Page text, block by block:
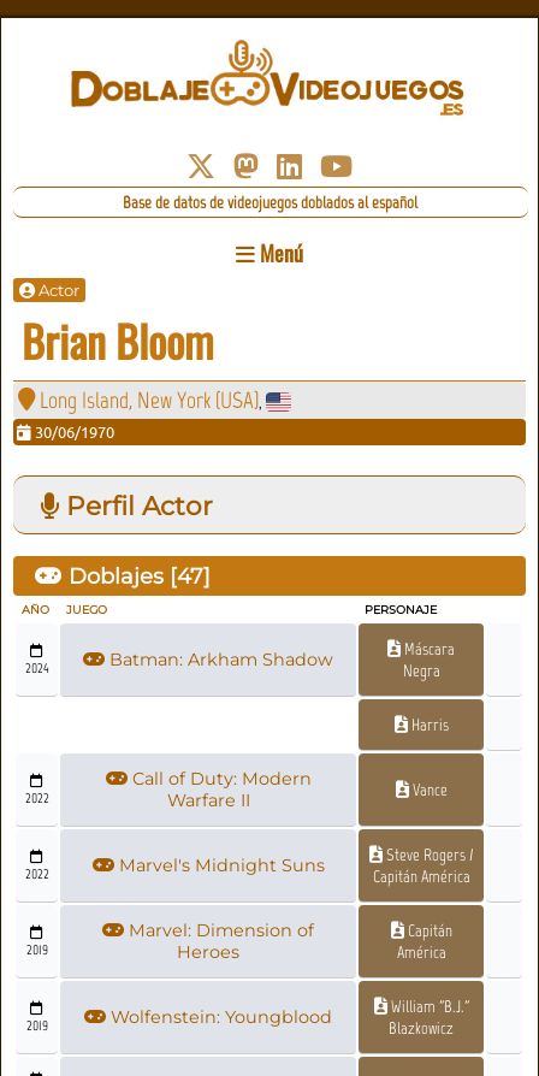
Base de datos de videojuegos doblados al español
Menú
Actor
Brian Bloom
Long Island, New York (USA),
30/06/1970
Perfil Actor
Doblajes [47]
AÑO JUEGO PERSONAJE
2024 Batman: Arkham Shadow
Máscara
Negra
Harris
2022
Call of Duty: Modern
Warfare II
Vance
2022 Marvel's Midnight Suns
Steve Rogers /
Capitán América
2019
Marvel: Dimension of
Heroes
Capitán
América
2019 Wolfenstein: Youngblood
William "B.J."
Blazkowicz